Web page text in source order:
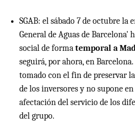
SGAB: el sábado 7 de octubre la
General de Aguas de Barcelona'
social de formatemporal a
seguirá, por ahora, en
tomado con el fin de preservar
de los inversores y no supone
afectación del servicio de los
del grupo.